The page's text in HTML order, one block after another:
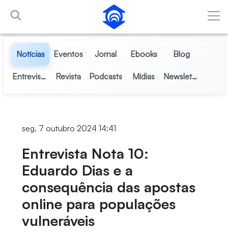
Pular para o Conteúdo principal
Notícias Eventos Jornal Ebooks Blog
Entrevistas Revista Podcasts Mídias Newsletter
seg, 7 outubro 2024 14:41
Entrevista Nota 10:
Eduardo Dias e a
consequência das apostas
online para populações
vulneráveis